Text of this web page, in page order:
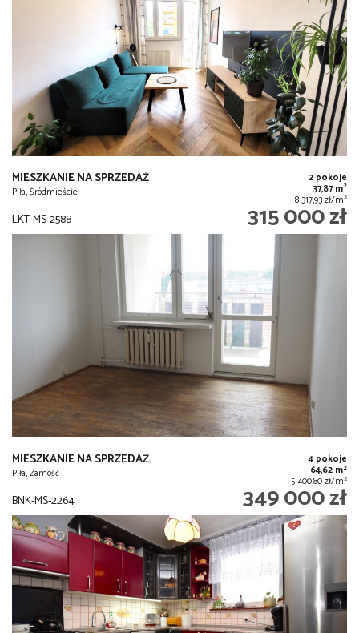
MIESZKANIE NA SPRZEDAŻ
Piła, Śródmieście
2 pokoje
37,87 m2
8 317,93 zł/m2
LKT-MS-2588 315 000 zł
MIESZKANIE NA SPRZEDAŻ
Piła, Zamość
4 pokoje
64,62 m2
5 400,80 zł/m2
BNK-MS-2264 349 000 zł